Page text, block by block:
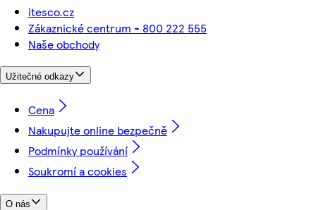
itesco.cz
Zákaznické centrum - 800 222 555
Naše obchody
Užitečné odkazy
Cena
Nakupujte online bezpečně
Podmínky používání
Soukromí a cookies
O nás